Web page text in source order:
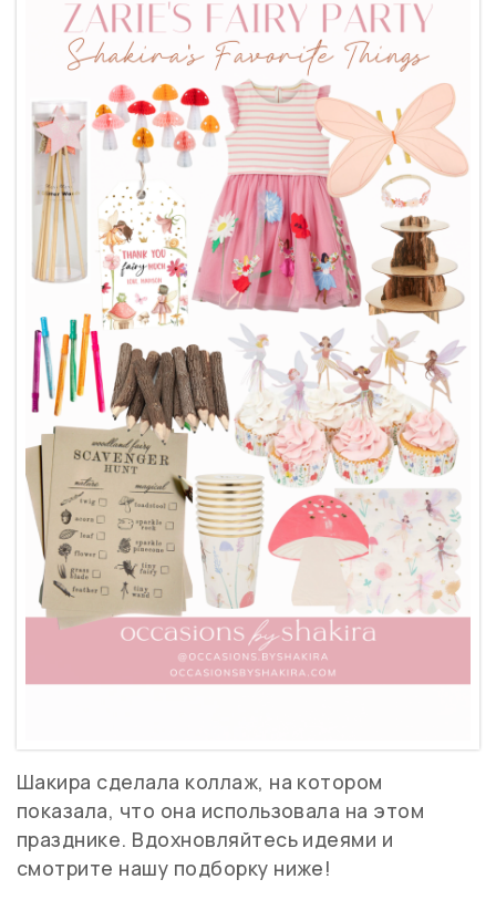
Шакира сделала коллаж, на котором
показала, что она использовала на этом
празднике. Вдохновляйтесь идеями и
смотрите нашу подборку ниже!